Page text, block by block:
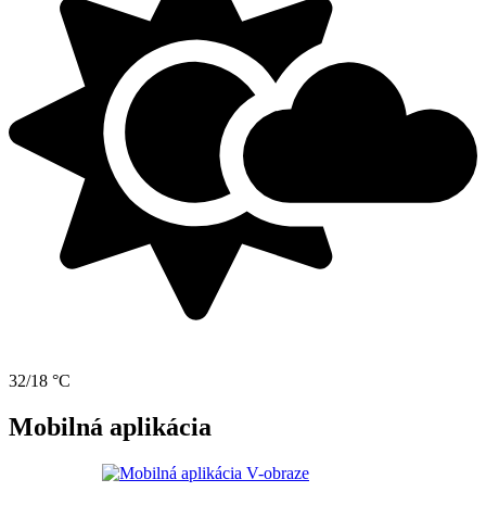
32/18 °C
Mobilná aplikácia